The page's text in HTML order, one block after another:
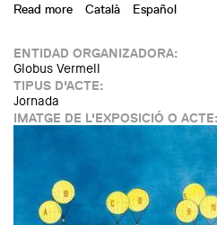
Read more about Workshop "The
Català Español
ENTIDAD ORGANIZADORA:
Globus Vermell
TIPUS D'ACTE:
Jornada
IMATGE DE L'EXPOSICIÓ O ACTE: